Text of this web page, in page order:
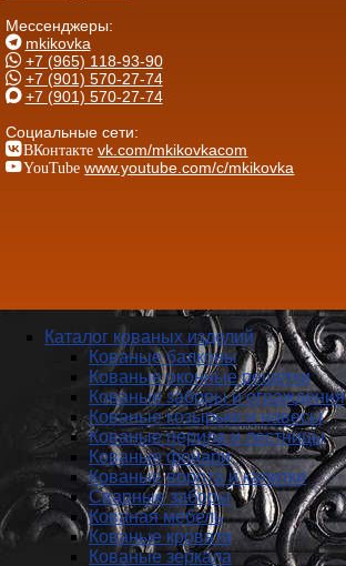
Мессенджеры:
mkikovka
+7 (965) 118-93-90
+7 (901) 570-27-74
+7 (901) 570-27-74
Социальные сети:
ВКонтакте vk.com/mkikovkacom
YouTube www.youtube.com/c/mkikovka
Каталог кованых изделий
Кованые балконы
Кованые оконные решетки
Кованые заборы и ог­ражде­ния
Кованые козырьки и навесы
Кованые перила и лестницы
Кованые фонари
Кованые ворота и калитки
Сварные заборы
Кованая мебель
Кованые кровати
Кованые зеркала